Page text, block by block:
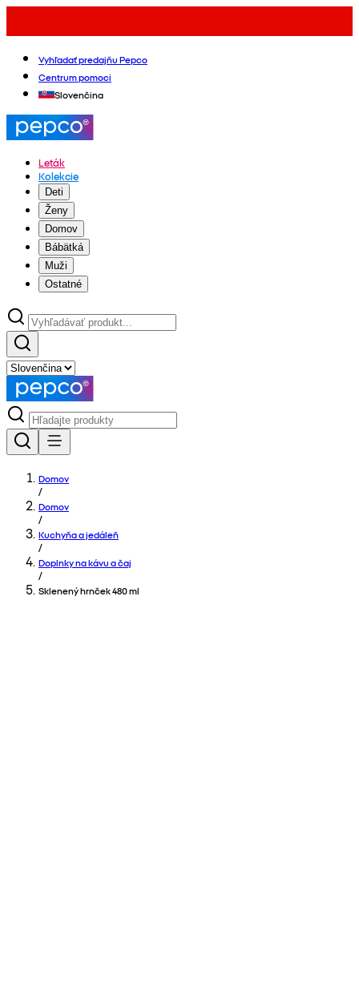
Vyhľadať predajňu Pepco
Centrum pomoci
Slovenčina
Leták
Kolekcie
Deti
Ženy
Domov
Bábätká
Muži
Ostatné
Domov
/
Domov
/
Kuchyňa a jedáleň
/
Doplnky na kávu a čaj
/
Sklenený hrnček 480 ml